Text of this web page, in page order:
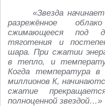
«Звезда
разрежённое
сжимающееся под
тяготения и
шара. При сжатии
в тепло, и
Когда температура
миллионов К,
сжатие
полноценной звездой…»